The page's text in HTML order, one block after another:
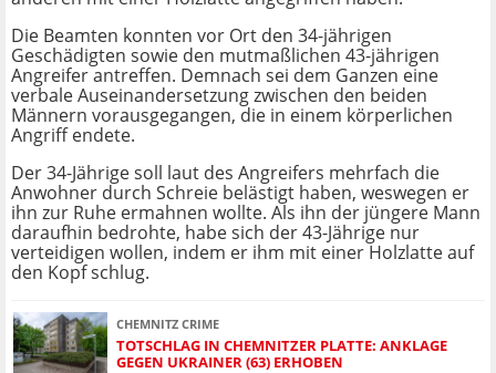
Die Beamten konnten vor Ort den 34-jährigen
Geschädigten sowie den mutmaßlichen 43-jährigen
Angreifer antreffen. Demnach sei dem Ganzen eine
verbale Auseinandersetzung zwischen den beiden
Männern vorausgegangen, die in einem körperlichen
Angriff endete.
Der 34-Jährige soll laut des Angreifers mehrfach die
Anwohner durch Schreie belästigt haben, weswegen er
ihn zur Ruhe ermahnen wollte. Als ihn der jüngere Mann
daraufhin bedrohte, habe sich der 43-Jährige nur
verteidigen wollen, indem er ihm mit einer Holzlatte auf
den Kopf schlug.
CHEMNITZ CRIME
TOTSCHLAG IN CHEMNITZER PLATTE: ANKLAGE
GEGEN UKRAINER (63) ERHOBEN